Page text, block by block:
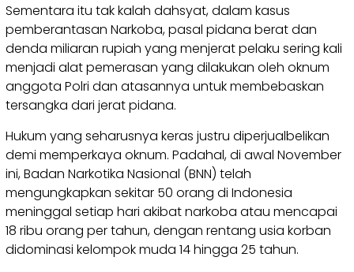
Sementara itu tak kalah dahsyat, dalam kasus
pemberantasan Narkoba, pasal pidana berat dan
denda miliaran rupiah yang menjerat pelaku sering kali
menjadi alat pemerasan yang dilakukan oleh oknum
anggota Polri dan atasannya untuk membebaskan
tersangka dari jerat pidana.
Hukum yang seharusnya keras justru diperjualbelikan
demi memperkaya oknum. Padahal, di awal November
ini, Badan Narkotika Nasional (BNN) telah
mengungkapkan sekitar 50 orang di Indonesia
meninggal setiap hari akibat narkoba atau mencapai
18 ribu orang per tahun, dengan rentang usia korban
didominasi kelompok muda 14 hingga 25 tahun.